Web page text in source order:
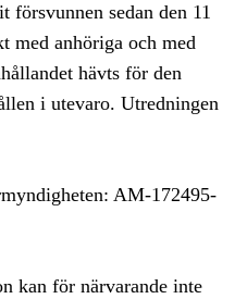
försvunnen sedan den 11
med anhöriga och med
hävts för den
i utevaro. Utredningen
AM-172495-
kan för närvarande inte